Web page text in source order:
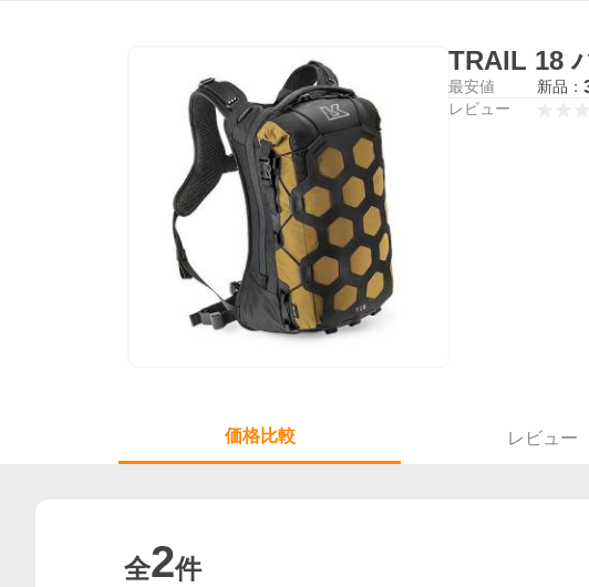
TRAIL 18
最安値 新品：
レビュー
価格比較 レビュー
全2件